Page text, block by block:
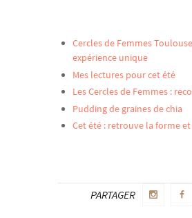
Cercles de Femmes
expérience unique
Mes lectures pour cet été
Les Cercles de Femmes :
Pudding de graines de chia
Cet été : retrouve la forme
PARTAGER